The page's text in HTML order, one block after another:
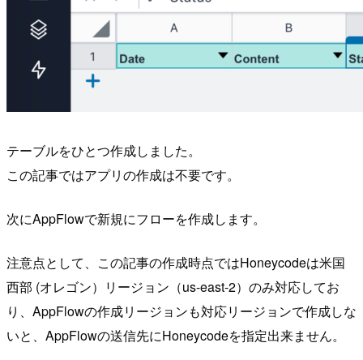
テーブルをひとつ作成しました。
この記事ではアプリの作成は不要です。
次にAppFlowで新規にフローを作成します。
注意点として、この記事の作成時点ではHoneycodeは米国
西部 (オレゴン）リージョン（us-east-2）のみ対応してお
り、AppFlowの作成リージョンも対応リージョンで作成しな
いと、AppFlowの送信先にHoneycodeを指定出来ません。